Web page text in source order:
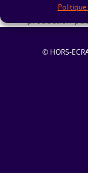
Charles
production